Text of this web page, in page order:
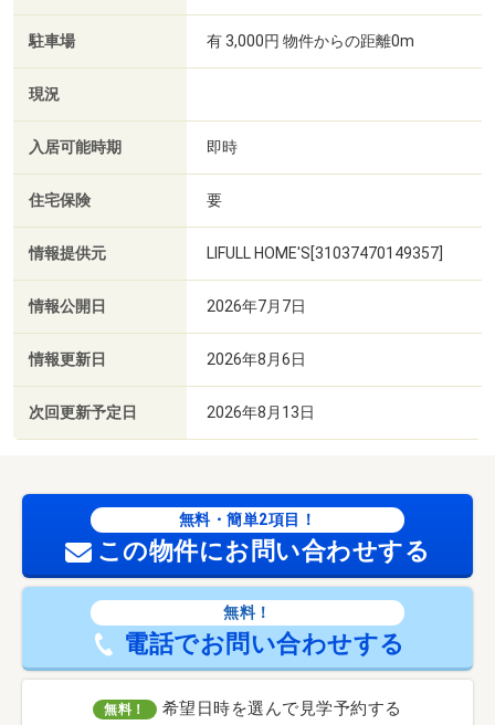
駐車場 有 3,000円 物件からの距離0m
現況
入居可能時期 即時
住宅保険 要
情報提供元 LIFULL HOME'S[31037470149357]
情報公開日 2026年7月7日
情報更新日 2026年8月6日
次回更新予定日 2026年8月13日
無料・簡単2項目！
この物件にお問い合わせする
無料！
電話でお問い合わせする
無料！ 希望日時を選んで見学予約する